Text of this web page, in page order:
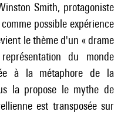
Smith, protagoniste
possible expérience
le thème d'un « drame
du monde
à la métaphore de la
la propose le mythe de
est transposée sur